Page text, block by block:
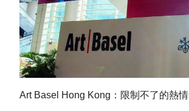
Art Basel Hong Kong：限制不了的熱情